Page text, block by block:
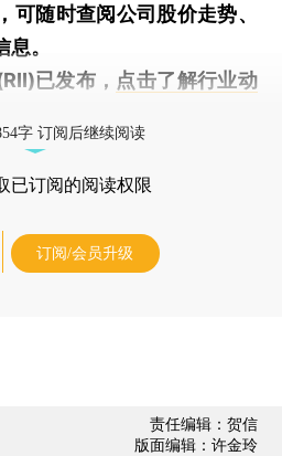
，可随时查阅公司股价走势、
。
已发布， 点击了解行业动
字 订阅后继续阅读
已订阅的阅读权限
订阅/会员升级
责任编辑：贺信
版面编辑：许金玲